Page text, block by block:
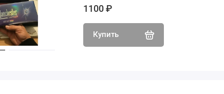
1100 ₽
Купить